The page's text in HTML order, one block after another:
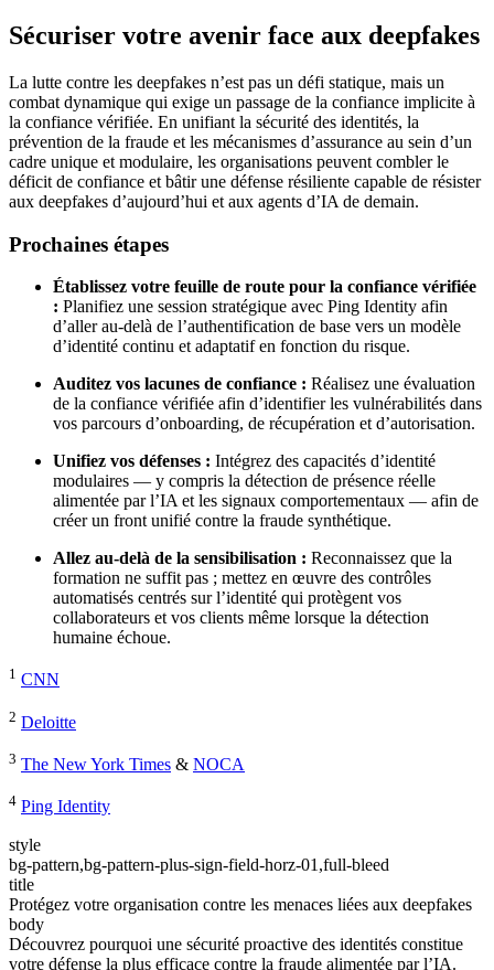
Sécuriser votre avenir face aux deepfakes
La lutte contre les deepfakes n’est pas un défi statique, mais un
combat dynamique qui exige un passage de la confiance implicite à
la confiance vérifiée. En unifiant la sécurité des identités, la
prévention de la fraude et les mécanismes d’assurance au sein d’un
cadre unique et modulaire, les organisations peuvent combler le
déficit de confiance et bâtir une défense résiliente capable de résister
aux deepfakes d’aujourd’hui et aux agents d’IA de demain.
Prochaines étapes
Établissez votre feuille de route pour la confiance vérifiée
: Planifiez une session stratégique avec Ping Identity afin
d’aller au-delà de l’authentification de base vers un modèle
d’identité continu et adaptatif en fonction du risque.
Auditez vos lacunes de confiance : Réalisez une évaluation
de la confiance vérifiée afin d’identifier les vulnérabilités dans
vos parcours d’onboarding, de récupération et d’autorisation.
Unifiez vos défenses : Intégrez des capacités d’identité
modulaires — y compris la détection de présence réelle
alimentée par l’IA et les signaux comportementaux — afin de
créer un front unifié contre la fraude synthétique.
Allez au-delà de la sensibilisation : Reconnaissez que la
formation ne suffit pas ; mettez en œuvre des contrôles
automatisés centrés sur l’identité qui protègent vos
collaborateurs et vos clients même lorsque la détection
humaine échoue.
1 CNN
2 Deloitte
3 The New York Times & NOCA
4 Ping Identity
style
bg-pattern,bg-pattern-plus-sign-field-horz-01,full-bleed
title
Protégez votre organisation contre les menaces liées aux deepfakes
body
Découvrez pourquoi une sécurité proactive des identités constitue
votre défense la plus efficace contre la fraude alimentée par l’IA.